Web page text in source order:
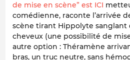
de mise en scène” est ICI
comédienne, raconte l’arrivée
scène tirant Hippolyte
cheveux (une possibilité de
autre option : Théramène
bras, un truc neutre, sans